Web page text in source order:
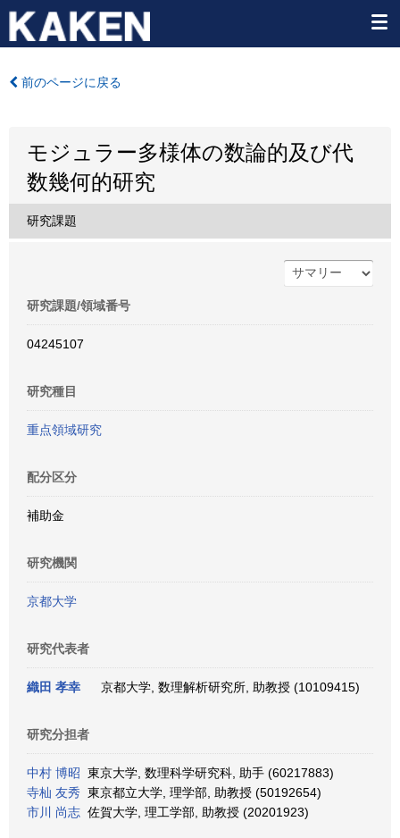
前のページに戻る
モジュラー多様体の数論的及び代
数幾何的研究
研究課題
研究課題/領域番号
04245107
研究種目
重点領域研究
配分区分
補助金
研究機関
京都大学
研究代表者
織田 孝幸 京都大学, 数理解析研究所, 助教授 (10109415)
研究分担者
中村 博昭 東京大学, 数理科学研究科, 助手 (60217883)
寺杣 友秀 東京都立大学, 理学部, 助教授 (50192654)
市川 尚志 佐賀大学, 理工学部, 助教授 (20201923)